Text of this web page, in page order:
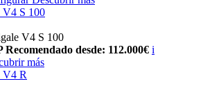
V4 S 100
V4 S 100
Recomendado desde: 112.000€ i
más
V4 R